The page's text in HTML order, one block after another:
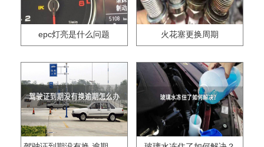
epc灯亮是什么问题 火花塞更换周期